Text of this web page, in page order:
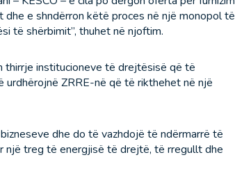
e shndërron këtë proces në një monopol të
të shërbimit”, thuhet në njoftim.
thirrje institucioneve të drejtësisë që të
ZRRE-në që të rikthehet në një
dhe do të vazhdojë të ndërmarrë të
një treg të energjisë të drejtë, të rregullt dhe